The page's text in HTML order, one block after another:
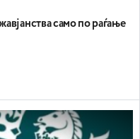
само по раѓање